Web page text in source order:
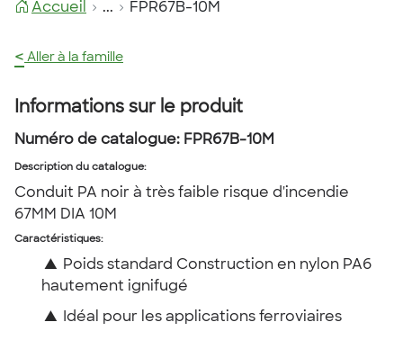
Accueil ... FPR67B-10M
< Aller à la famille
Informations sur le produit
Numéro de catalogue: FPR67B-10M
Description du catalogue:
Conduit PA noir à très faible risque d'incendie
67MM DIA 10M
Caractéristiques:
▲ Poids standard Construction en nylon PA6
hautement ignifugé
▲ Idéal pour les applications ferroviaires